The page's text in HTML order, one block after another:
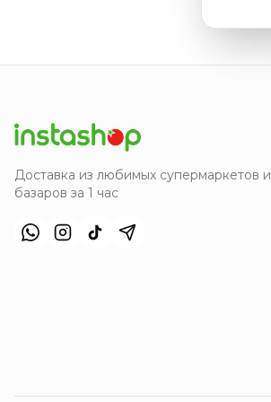
Доставка из любимых супермаркетов и
базаров за 1 час